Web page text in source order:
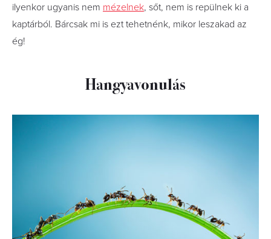
ilyenkor ugyanis nem mézelnek, sőt, nem is repülnek ki a
kaptárból. Bárcsak mi is ezt tehetnénk, mikor leszakad az
ég!
Hangyavonulás